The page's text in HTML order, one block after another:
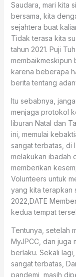
Saudara, mari kita
bersama, kita
sejahtera buat
Tidak terasa kita
tahun 2021. Puji
membaikmeskipun
karena beberapa
berita tentang
Itu sebabnya,
menjaga protokol
liburan Natal dan
ini, memulai
sangat terbatas, di
melakukan ibadah
memberikan
Volunteers untuk
yang kita terapkan
2022,DATE
kedua tempat
Tentunya, setelah
MyJPCC, dan juga
berlaku. Sekali
sangat terbatas,
pandemi, masih